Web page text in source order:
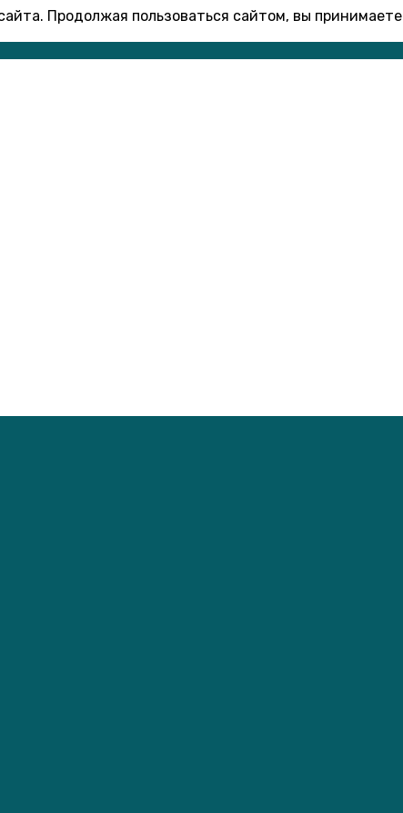
Продолжая пользоваться сайтом, вы принимаете